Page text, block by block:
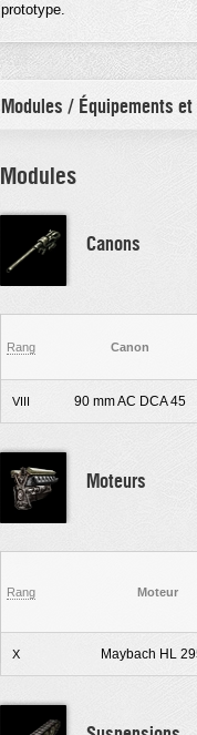
prototype.
Modules / Équipements
Modules
Canons
Rang Canon
VIII 90 mm AC DCA 45
Moteurs
Rang Moteur
X Maybach HL